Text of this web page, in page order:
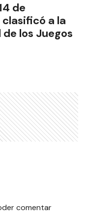
de
a la
los Juegos
comentar